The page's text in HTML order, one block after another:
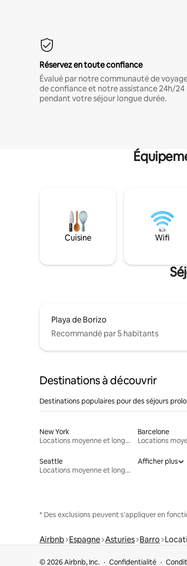
Réservez en toute confiance
Évalué par notre communauté de
de confiance et notre assistance 24h/24
pendant votre séjour longue durée.
Cuisine Wifi
Playa de Borizo
Recommandé par 5 habitants
Destinations à découvrir
Destinations populaires pour des séjours
New York
Locations moyenne et longue durée
Barcelone
Seattle
Locations moyenne et longue durée
Afficher plus
* Des exclusions peuvent s'appliquer en
Airbnb Espagne Asturies Barro
© 2026 Airbnb, Inc. Confidentialité